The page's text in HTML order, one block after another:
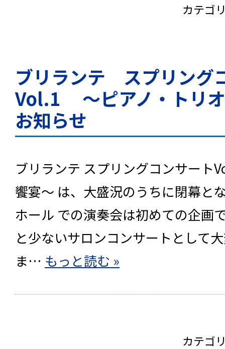
カテゴ
ブリランテ スプリン
Vol.1 ～ピアノ・トリ
お知らせ
ブリランテ スプリングコンサート
饗宴〜 は、大盛況のうちに閉幕と
ホール での演奏会は初めての企画
と少ないサロンコンサートとして
ま… もっと読む »
カテゴ